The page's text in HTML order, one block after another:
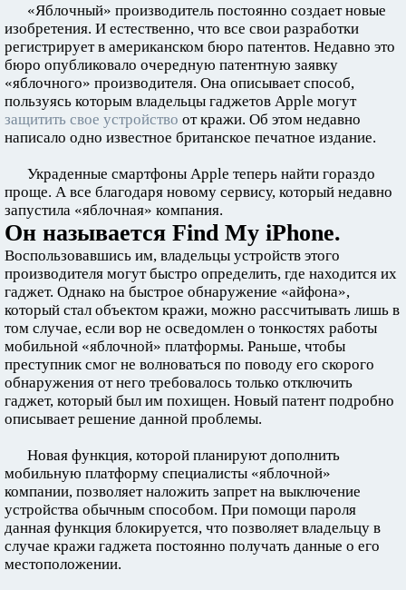
«Яблочный» производитель постоянно создает новые
изобретения. И естественно, что все свои разработки
регистрирует в американском бюро патентов. Недавно это
бюро опубликовало очередную патентную заявку
«яблочного» производителя. Она описывает способ,
пользуясь которым владельцы гаджетов Apple могут
защитить свое устройство от кражи. Об этом недавно
написало одно известное британское печатное издание.
Украденные смартфоны Apple теперь найти гораздо
проще. А все благодаря новому сервису, который недавно
запустила «яблочная» компания.
Он называется Find My iPhone.
Воспользовавшись им, владельцы устройств этого
производителя могут быстро определить, где находится их
гаджет. Однако на быстрое обнаружение «айфона»,
который стал объектом кражи, можно рассчитывать лишь в
том случае, если вор не осведомлен о тонкостях работы
мобильной «яблочной» платформы. Раньше, чтобы
преступник смог не волноваться по поводу его скорого
обнаружения от него требовалось только отключить
гаджет, который был им похищен. Новый патент подробно
описывает решение данной проблемы.
Новая функция, которой планируют дополнить
мобильную платформу специалисты «яблочной»
компании, позволяет наложить запрет на выключение
устройства обычным способом. При помощи пароля
данная функция блокируется, что позволяет владельцу в
случае кражи гаджета постоянно получать данные о его
местоположении.